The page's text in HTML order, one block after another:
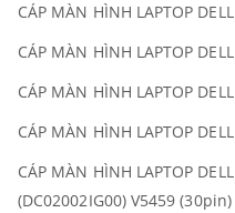
CÁP MÀN HÌNH LAPTOP DELL
CÁP MÀN HÌNH LAPTOP DELL
CÁP MÀN HÌNH LAPTOP DELL
CÁP MÀN HÌNH LAPTOP DELL
CÁP MÀN HÌNH LAPTOP DELL
(DC02002IG00) V5459 (30pin)